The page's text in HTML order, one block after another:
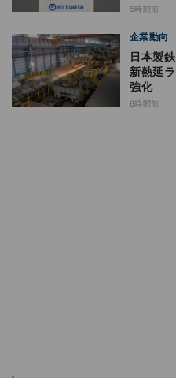
5時間前
企業動向
日本製
新熱延
強化
6時間前